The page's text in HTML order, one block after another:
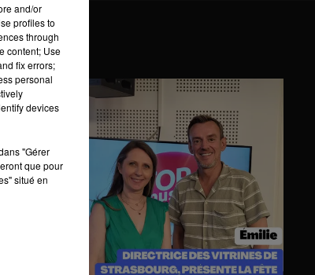
and/or
profiles to
through
content; Use
fix errors;
personal
devices
"Gérer
que pour
situé en